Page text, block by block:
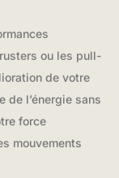
ou les pull-
de votre
de l’énergie sans
force
mouvements